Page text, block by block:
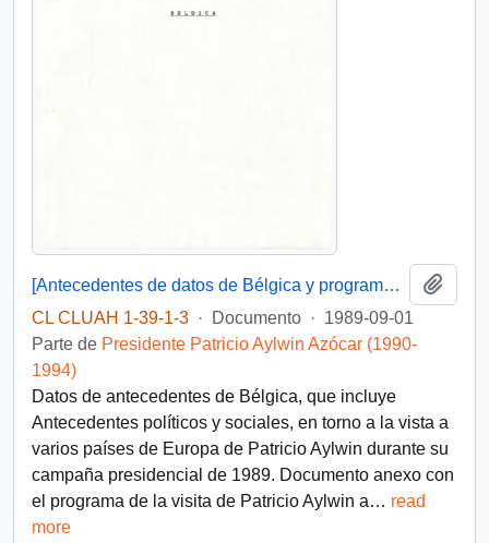
[Antecedentes de datos de Bélgica y programa de visita de Patricio Aylwin a Bélgica]
CL CLUAH 1-39-1-3 · Documento · 1989-09-01
Parte de Presidente Patricio Aylwin Azócar (1990-
1994)
Datos de antecedentes de Bélgica, que incluye
Antecedentes políticos y sociales, en torno a la vista a
varios países de Europa de Patricio Aylwin durante su
campaña presidencial de 1989. Documento anexo con
el programa de la visita de Patricio Aylwin a… read
more